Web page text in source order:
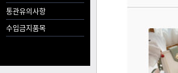
통관유의사항
수입금지품목